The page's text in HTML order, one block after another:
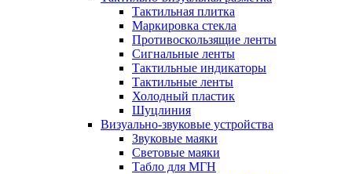
Тактильная плитка
Маркировка стекла
Противоскользящие ленты
Сигнальные ленты
Тактильные индикаторы
Тактильные ленты
Холодный пластик
Шуцлиния
Визуально-звуковые устройства
Звуковые маяки
Световые маяки
Табло для МГН